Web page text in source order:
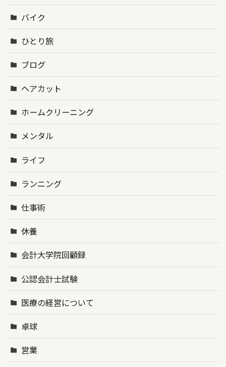
バイク
ひとり旅
ブログ
ヘアカット
ホームクリーニング
メンタル
ライフ
ランニング
仕事術
休養
会計大学院回顧録
公認会計士試験
医療の経営について
卓球
営業